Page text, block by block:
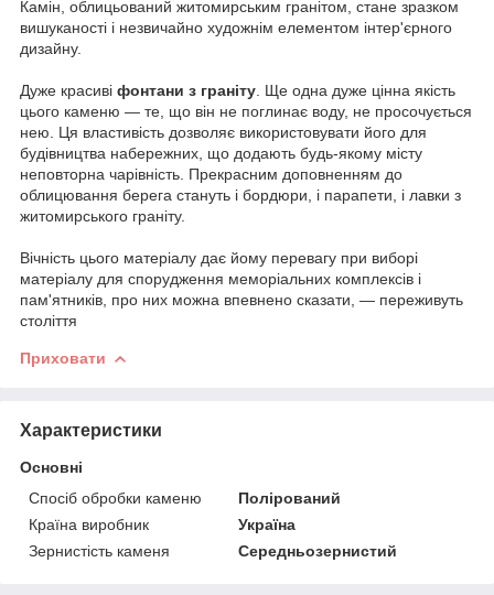
Камін, облицьований житомирським гранітом, стане зразком
вишуканості і незвичайно художнім елементом інтер'єрного
дизайну.
Дуже красиві фонтани з граніту Ще одна дуже цінна якість
цього каменю ― те, що він не поглинає воду, не просочується
нею. Ця властивість дозволяє використовувати його для
будівництва набережних, що додають будь-якому місту
неповторна чарівність. Прекрасним доповненням до
облицювання берега стануть і бордюри, і парапети, і лавки з
житомирського граніту.
Вічність цього матеріалу дає йому перевагу при виборі
матеріалу для спорудження меморіальних комплексів і
пам'ятників, про них можна впевнено сказати, ― переживуть
століття
Приховати
Характеристики
Основні
Спосіб обробки каменю
Полірований
Країна виробник
Україна
Зернистість каменя
Середньозернистий